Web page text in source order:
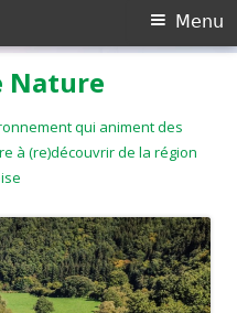
Nature
qui animent des
à (re)découvrir de la région
Menu